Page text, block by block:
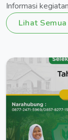
Informasi
Lihat Semua